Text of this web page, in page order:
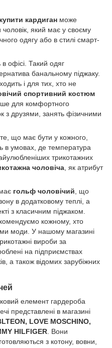
купити кардиган може
який має у своєму
одягу або в стилі смарт-
офісі. Такий одяг
банальному піджаку.
і для тих, хто не
спортивний костюм
для комфортного
з друзями, занять фізичними
що має бути у кожного,
в умовах, де температура
трикотажних
чоловіча, як атрибут
гольф чоловічий, що
в додатковому теплі, а
з класичним піджаком.
кожному, хто
моди. У нашому магазині
вироби за
на підприємствах
а також відомих зарубіжних
елемент гардероба
представлені в магазині
LOVE MOSCHINO,
HILFIGER . Вони
з котону, вовни,